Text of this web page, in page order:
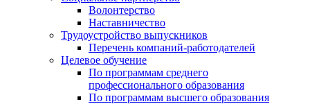
Волонтерство
Наставничество
Трудоустройство выпускников
Перечень компаний-работодателей
Целевое обучение
По программам среднего
профессионального образования
По программам высшего образования